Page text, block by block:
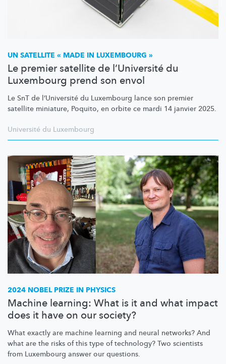
UN SATELLITE « MADE IN LUXEMBOURG »
Le premier satellite de l’Université du
Luxembourg prend son envol
Le SnT de l’Université du Luxembourg lance son premier
satellite miniature, Poquito, en orbite ce mardi 14 janvier 2025.
Université du Luxembourg
2024 NOBEL PRIZE IN PHYSICS
Machine learning: What is it and what impact
does it have on our society?
What exactly are machine learning and neural networks? And
what are the risks of this type of technology? Two scientists
from Luxembourg answer our questions.